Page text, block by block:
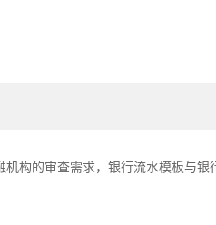
构的审查需求，银行流水模板与银